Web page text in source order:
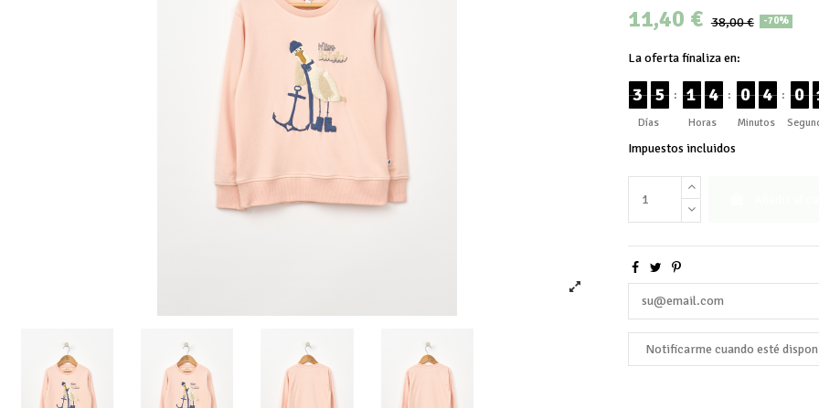
11,40 € 38,00 € -70%
La oferta finaliza en:
3 5
Días
: 1 4
Horas
: 0 4
Minutos
: 0
Impuestos incluidos